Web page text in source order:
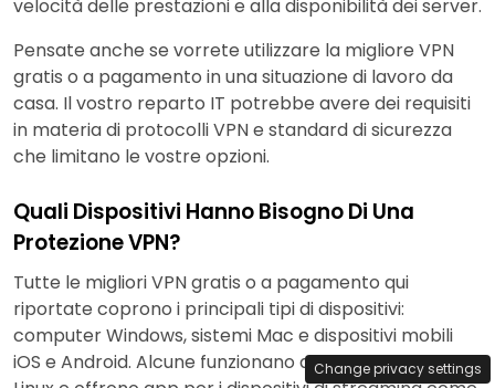
velocità delle prestazioni e alla disponibilità dei server.
Pensate anche se vorrete utilizzare la migliore VPN
gratis o a pagamento in una situazione di lavoro da
casa. Il vostro reparto IT potrebbe avere dei requisiti
in materia di protocolli VPN e standard di sicurezza
che limitano le vostre opzioni.
Quali Dispositivi Hanno Bisogno Di Una
Protezione VPN?
Tutte le migliori VPN gratis o a pagamento qui
riportate coprono i principali tipi di dispositivi:
computer Windows, sistemi Mac e dispositivi mobili
iOS e Android. Alcune funzionano anche con i sistemi
Change privacy settings